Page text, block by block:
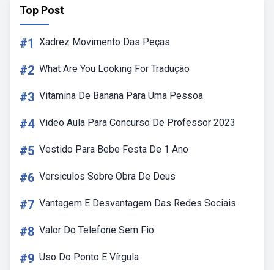
Top Post
#1 Xadrez Movimento Das Peças
#2 What Are You Looking For Tradução
#3 Vitamina De Banana Para Uma Pessoa
#4 Video Aula Para Concurso De Professor 2023
#5 Vestido Para Bebe Festa De 1 Ano
#6 Versiculos Sobre Obra De Deus
#7 Vantagem E Desvantagem Das Redes Sociais
#8 Valor Do Telefone Sem Fio
#9 Uso Do Ponto E Vírgula